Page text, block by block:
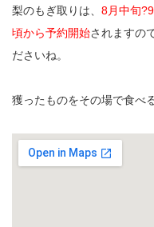
梨のもぎ取りは、 8月中旬
頃から予約開始されますの
ださいね。
獲ったものをその場で食べ